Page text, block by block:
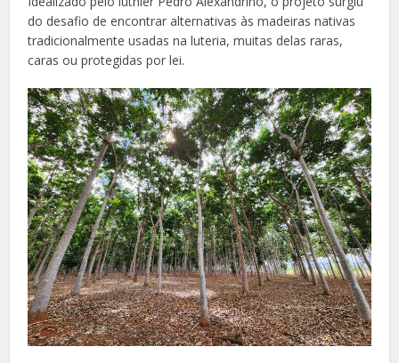
do desafio de encontrar alternativas às madeiras nativas
tradicionalmente usadas na luteria, muitas delas raras,
caras ou protegidas por lei.